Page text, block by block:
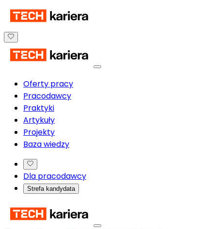
Oferty pracy
Pracodawcy
Praktyki
Artykuły
Projekty
Baza wiedzy
Dla pracodawcy
Strefa kandydata